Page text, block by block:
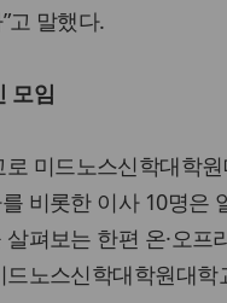
고 말했다.
모임
미드노스신학대학
비롯한 이사 10명은
펴보는 한편 온·오프
노스신학대학원대